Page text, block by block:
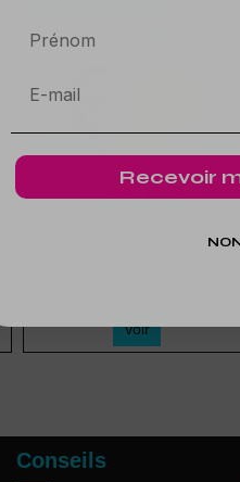
7,92
Voir
Conseils
Prénom
Recevoir